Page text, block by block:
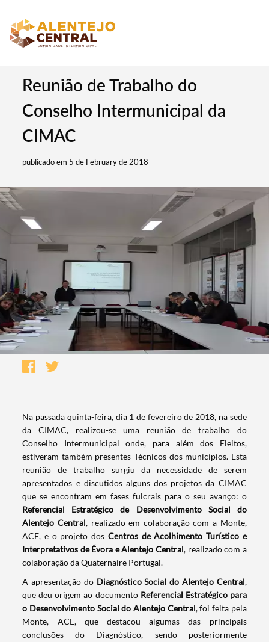
Reunião de Trabalho do
Conselho Intermunicipal da
CIMAC
publicado em 5 de February de 2018
​​Na passada quinta-feira, dia 1 de fevereiro de 2018, na sede
da CIMAC, realizou-se uma reunião de trabalho do
Conselho Intermunicipal onde, para além dos Eleitos,
estiveram também presentes Técnicos dos municípios. Esta
reunião de trabalho surgiu da necessidade de serem
apresentados e discutidos alguns dos projetos da CIMAC
que se encontram em fases fulcrais para o seu avanço: o
Referencial Estratégico de Desenvolvimento Social do
Alentejo Central, realizado em colaboração com a Monte,
ACE, e o projeto dos Centros de Acolhimento Turístico e
Interpretativos de Évora e Alentejo Central, realizado com a
colaboração da Quaternaire Portugal.
A apresentação do Diagnóstico Social do Alentejo Central,
que deu origem ao documento Referencial Estratégico para
o Desenvolvimento Social do Alentejo Central, foi feita pela
Monte, ACE, que destacou algumas das principais
conclusões do Diagnóstico, sendo posteriormente